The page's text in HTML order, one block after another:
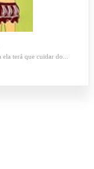
terá que cuidar do...